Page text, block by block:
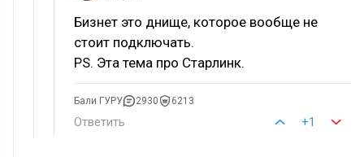
Бизнет это днище, которое вообще не
стоит подключать.
PS. Эта тема про Старлинк.
Бали ГУРУ 2930 6213
Ответить +1